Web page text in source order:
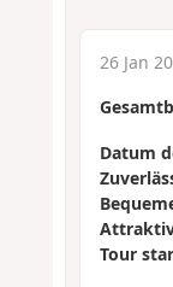
26 Jan
Datum
Tour